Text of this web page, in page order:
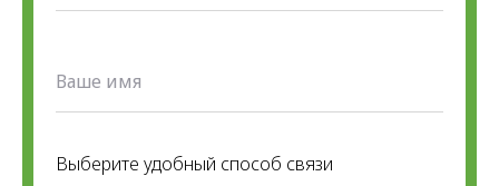
Выберите удобный способ связи